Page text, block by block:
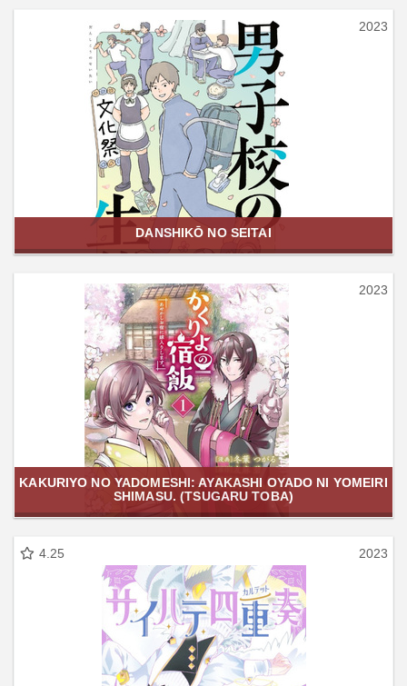
2023
DANSHIKŌ NO SEITAI
2023
KAKURIYO NO YADOMESHI: AYAKASHI OYADO NI YOMEIRI
SHIMASU. (TSUGARU TOBA)
4.25 2023